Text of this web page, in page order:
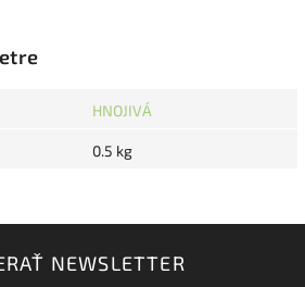
HNOJIVÁ
0.5 kg
NEWSLETTER